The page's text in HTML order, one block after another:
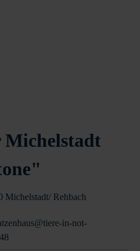
Michelstadt/ Rehbach
in-not-